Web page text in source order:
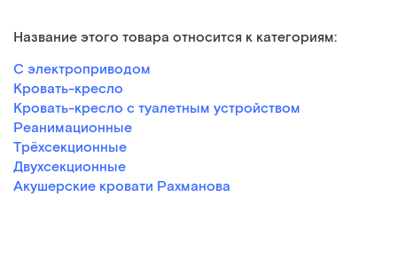
Название этого товара относится к категориям:
С электроприводом
Кровать-кресло
Кровать-кресло с туалетным устройством
Реанимационные
Трёхсекционные
Двухсекционные
Акушерские кровати Рахманова